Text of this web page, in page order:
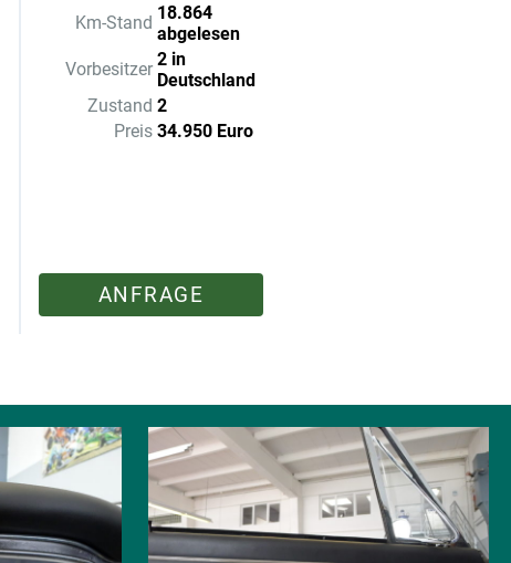
Km-Stand 18.864
abgelesen
Vorbesitzer 2 in
Deutschland
Zustand 2
Preis 34.950 Euro
ANFRAGE